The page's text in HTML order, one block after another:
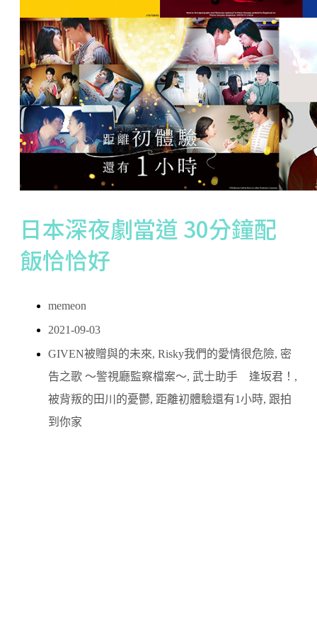
日本深夜劇當道 30分鐘配
飯恰恰好
memeon
2021-09-03
GIVEN被贈與的未來, Risky我們的愛情很危險, 密
告之歌 ～警視廳監察檔案～, 武士助手 逢坂君！ ,
被背叛的田川的憂鬱, 距離初體驗還有1小時, 跟拍
到你家